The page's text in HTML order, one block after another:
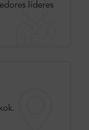
líderes